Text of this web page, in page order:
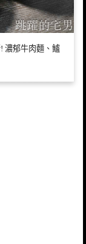
濃郁牛肉麵、鱸